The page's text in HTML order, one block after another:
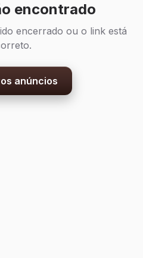
encontrado
encerrado ou o link está
anúncios